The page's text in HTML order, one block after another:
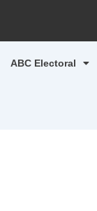
ABC Electoral